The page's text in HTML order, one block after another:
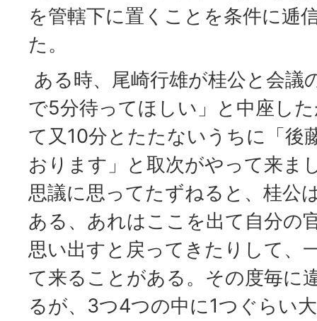
を管轄下に置くことを条件に逓
た。
ある時、尾崎行雄が桂公と会議
で5分待ってほしい」と中座し
て又10分とたたないうちに「後
おります」と取次がやって来ま
思議に思ってたずねると、桂公
ある、あれはここを出て自分の
思い出すと戻ってきたりして、
て来ることがある。その度毎に
るが、3つ4つの中に1つぐらい